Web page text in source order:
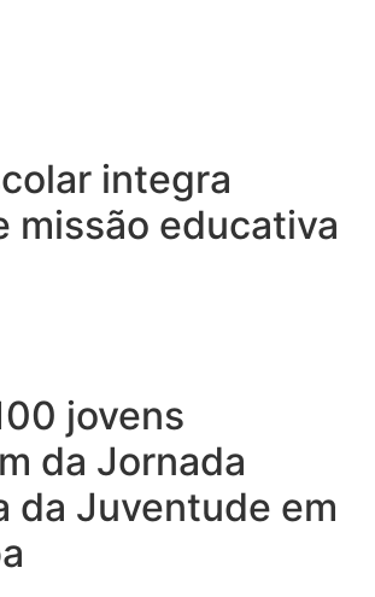
integra
missão educativa
jovens
da Jornada
da Juventude em